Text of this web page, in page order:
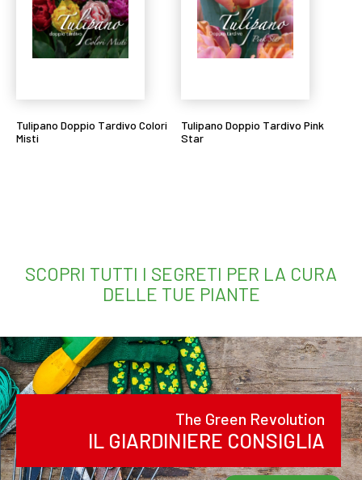
Tulipano Doppio Tardivo Colori
Misti
Tulipano Doppio Tardivo Pink
Star
SCOPRI TUTTI I SEGRETI PER LA CURA
DELLE TUE PIANTE
The Green Revolution
IL GIARDINIERE CONSIGLIA